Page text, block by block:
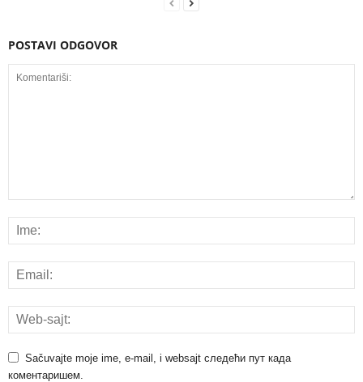
POSTAVI ODGOVOR
Sačuvajte moje ime, e-mail, i websajt следећи пут када
коментаришем.